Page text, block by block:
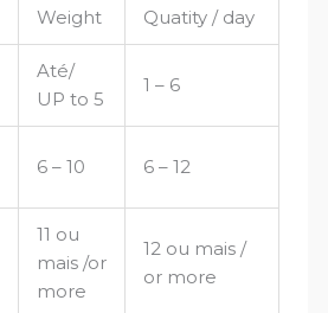
Weight
Quatity / day
Até/
UP to 5
1 – 6
6 – 10 6 – 12
11 ou
mais /or
more
12 ou mais /
or more